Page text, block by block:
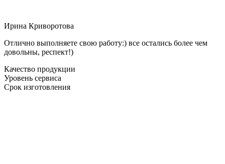
Ирина Криворотова
Отлично выполняете свою работу:) все остались более чем
довольны, респект!)
Качество продукции
Уровень сервиса
Срок изготовления